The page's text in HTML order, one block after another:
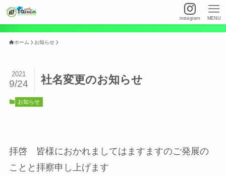
instagram MENU
ホーム お知らせ
社名変更のお知らせ
2021
9/24
お知らせ
拝啓 皆様におかれましてはますますのご発展の
ことと拝察申し上げます